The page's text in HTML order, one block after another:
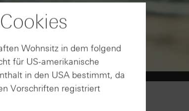
Wohnsitz in dem folgend
für US-amerikanische
in den USA bestimmt, da
Vorschriften registriert